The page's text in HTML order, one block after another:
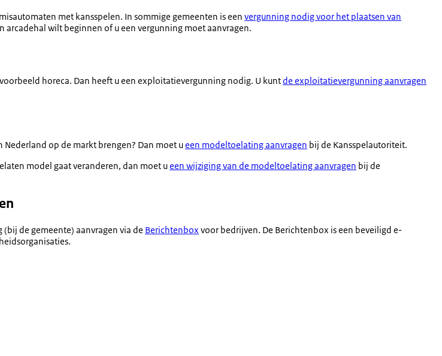
met kansspelen. In sommige gemeenten is een vergunning nodig voor het plaatsen van
arcadehal wilt beginnen of u een vergunning moet aanvragen.
horeca. Dan heeft u een exploitatievergunning nodig. U kuntde exploitatievergunning aanvragen
op de markt brengen? Dan moet ueen modeltoelating aanvragen bij de Kansspelautoriteit.
model gaat veranderen, dan moet ueen wijziging van de modeltoelating aanvragen bij de
de gemeente) aanvragen via de Berichtenbox voor bedrijven. De Berichtenbox is een beveiligd e-